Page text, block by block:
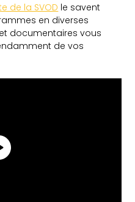
de la SVOD le savent
en diverses
et documentaires vous
de vos